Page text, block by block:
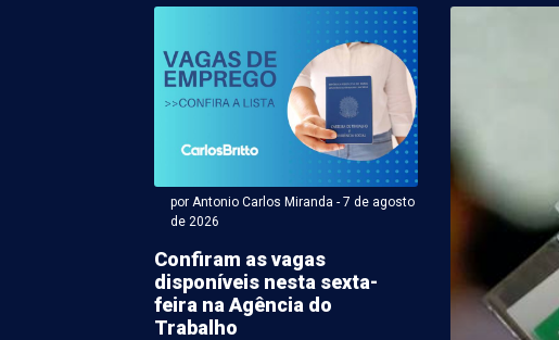
por Antonio Carlos Miranda - 7 de agosto
de 2026
Confiram as vagas
disponíveis nesta sexta-
feira na Agência do
Trabalho